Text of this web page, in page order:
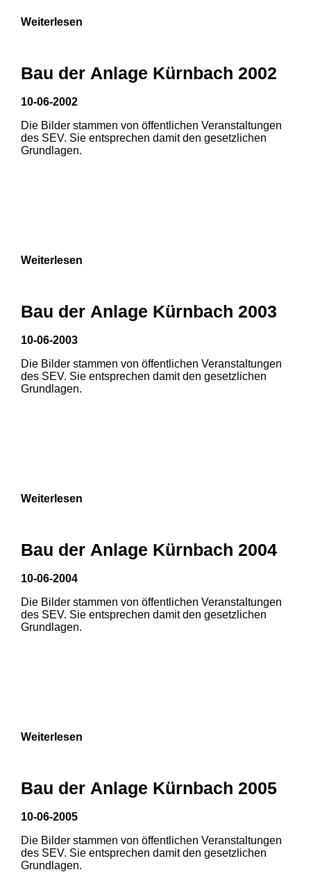
1 2 3
3 4 5
9
Weiterlesen
Bau der Anlage Kürnbach 2002
10-06-2002
Die Bilder stammen von öffentlichen Veranstaltungen
des SEV. Sie entsprechen damit den gesetzlichen
Grundlagen.
Weiterlesen
Bau der Anlage Kürnbach 2003
10-06-2003
Die Bilder stammen von öffentlichen Veranstaltungen
des SEV. Sie entsprechen damit den gesetzlichen
Grundlagen.
Weiterlesen
Bau der Anlage Kürnbach 2004
10-06-2004
Die Bilder stammen von öffentlichen Veranstaltungen
des SEV. Sie entsprechen damit den gesetzlichen
Grundlagen.
Weiterlesen
Bau der Anlage Kürnbach 2005
10-06-2005
Die Bilder stammen von öffentlichen Veranstaltungen
des SEV. Sie entsprechen damit den gesetzlichen
Grundlagen.